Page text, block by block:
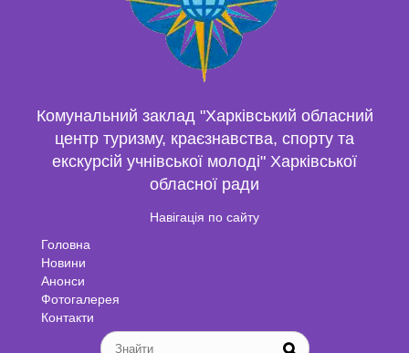
Комунальний заклад "Харківський обласний
центр туризму, краєзнавства, спорту та
екскурсій учнівської молоді" Харківської
обласної ради
Навігація по сайту
Головна
Новини
Анонси
Фотогалерея
Контакти